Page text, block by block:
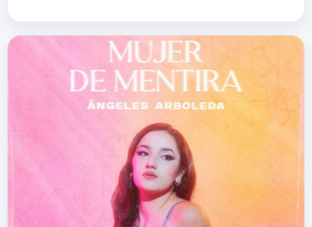
Entremares&nbsp;www.instagram…